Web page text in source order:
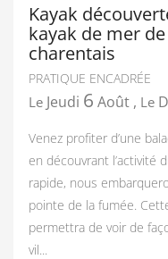
Kayak
kayak de mer
charentais
PRATIQUE ENCADRÉE
Le Jeudi 6 Août , Le
Venez profiter d’une
en découvrant l’activité
rapide, nous
pointe de la fumée.
permettra de voir de
vil...